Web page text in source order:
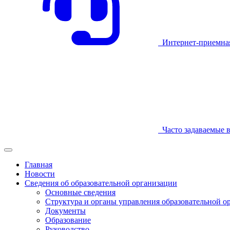
Интернет-
Часто задаваемые
Главная
Новости
Сведения об образовательной организации
Основные сведения
Структура и органы управления образовательной
Документы
Образование